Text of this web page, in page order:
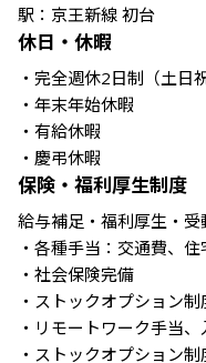
駅：京王新線 初台
休日・休暇
・完全週休2日制（土日祝
・年末年始休暇
・有給休暇
・慶弔休暇
保険・福利厚生制度
給与補足・福利厚生・
・各種手当：交通費、
・社会保険完備
・ストックオプション制
・リモートワーク手当
・ストックオプション制